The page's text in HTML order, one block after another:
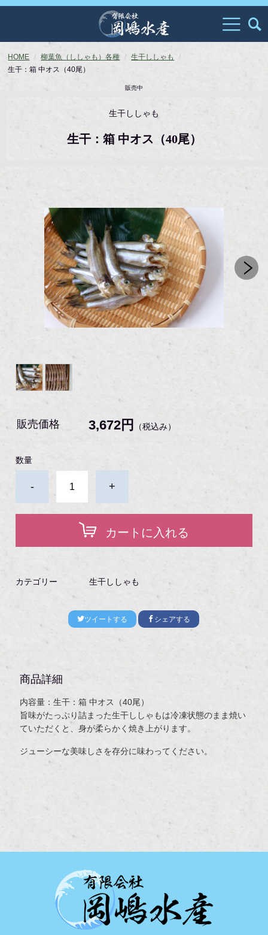
HOME 柳葉魚（ししゃも）各種
生干ししゃも
生干：箱 中オス（40尾）
販売中
生干ししゃも
生干：箱 中オス（40尾）
販売価格 3,672円 （税込み）
数量
- +
カートに入れる
カテゴリー 生干ししゃも
ツイートする シェアする
商品詳細
内容量：生干：箱 中オス（40尾）
旨味がたっぷり詰まった生干ししゃもは冷凍状態のまま焼い
ていただくと、身が柔らかく焼き上がります。
ジューシーな美味しさを存分に味わってください。